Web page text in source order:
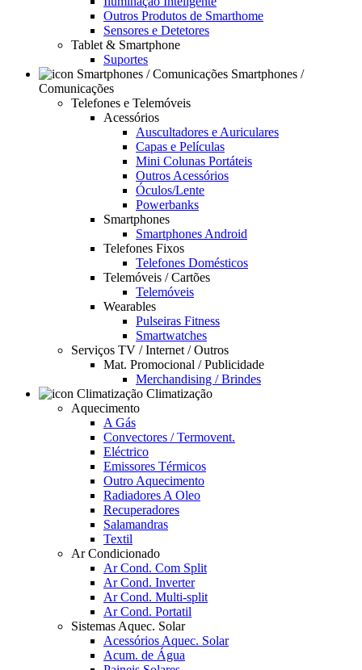
Outros Produtos de Smarthome
Sensores e Detetores
Tablet & Smartphone
Suportes
Smartphones /
Comunicações
Telefones e Telemóveis
Acessórios
Auscultadores e Auriculares
Capas e Películas
Mini Colunas Portáteis
Outros Acessórios
Óculos/Lente
Powerbanks
Smartphones
Smartphones Android
Telefones Fixos
Telefones Domésticos
Telemóveis / Cartões
Telemóveis
Wearables
Pulseiras Fitness
Smartwatches
Serviços TV / Internet / Outros
Mat. Promocional / Publicidade
Merchandising / Brindes
Climatização
Aquecimento
A Gás
Convectores / Termovent.
Eléctrico
Emissores Térmicos
Outro Aquecimento
Radiadores A Oleo
Recuperadores
Salamandras
Textil
Ar Condicionado
Ar Cond. Com Split
Ar Cond. Inverter
Ar Cond. Multi-split
Ar Cond. Portatil
Sistemas Aquec. Solar
Acessórios Aquec. Solar
Acum. de Água